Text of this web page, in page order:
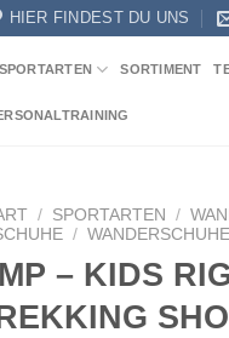
HIER FINDEST DU UNS
SPORTARTEN SORTIMENT
/ SPORTARTEN /
/
– KIDS